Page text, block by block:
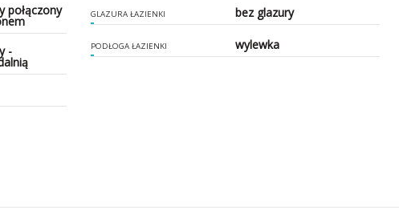
połączony
-
GLAZURA ŁAZIENKI bez glazury
PODŁOGA ŁAZIENKI wylewka